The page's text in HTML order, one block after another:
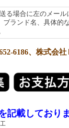
る場合に左のメール
、具体的な加工
6186、株式会
記載しておりま